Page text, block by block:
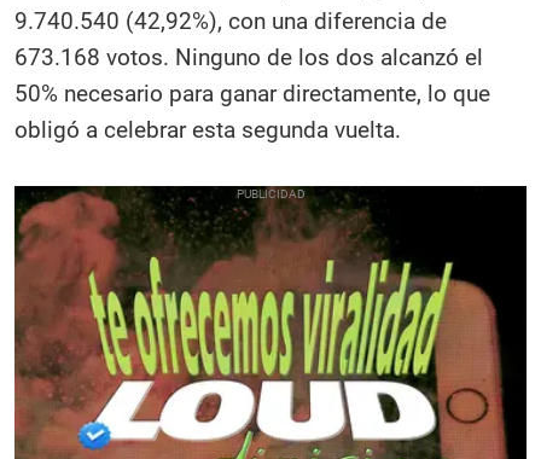
9.740.540 (42,92%), con una diferencia de
673.168 votos. Ninguno de los dos alcanzó el
50% necesario para ganar directamente, lo que
obligó a celebrar esta segunda vuelta.